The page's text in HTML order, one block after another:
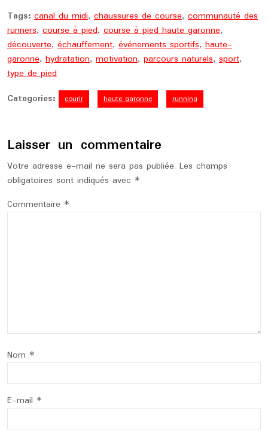
Tags: canal du midi, chaussures de course, communauté des
runners, course à pied, course à pied haute garonne,
découverte, échauffement, événements sportifs, haute-
garonne, hydratation, motivation, parcours naturels, sport,
type de pied
Categories:
courir haute garonne running
Laisser un commentaire
Votre adresse e-mail ne sera pas publiée. Les champs
obligatoires sont indiqués avec *
Commentaire *
Nom *
E-mail *